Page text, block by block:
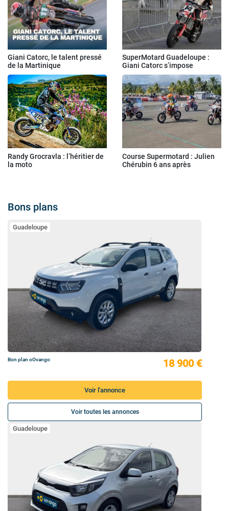
Giani Catorc, le talent pressé
de la Martinique
SuperMotard Guadeloupe :
Giani Catorc s’impose
Randy Grocravla : l’héritier de
la moto
Course Supermotard : Julien
Chérubin 6 ans après
Bons plans
Guadeloupe
Bon plan oOvango 18 900 €
Voir l'annonce
Voir toutes les annonces
Guadeloupe